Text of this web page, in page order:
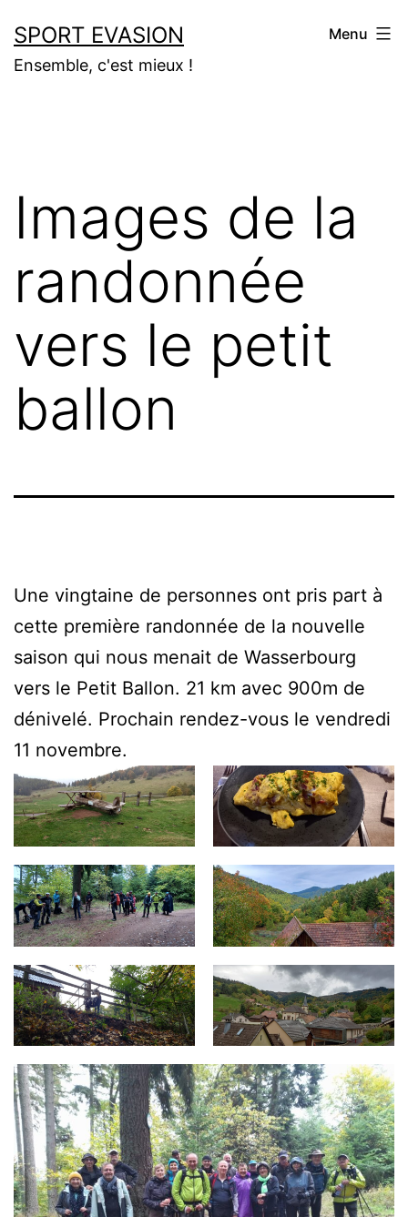
au
contenu
SPORT EVASION
Ensemble, c'est mieux !
Menu
Images de la
randonnée
vers le petit
ballon
Une vingtaine de personnes ont pris part à
cette première randonnée de la nouvelle
saison qui nous menait de Wasserbourg
vers le Petit Ballon. 21 km avec 900m de
dénivelé. Prochain rendez-vous le vendredi
11 novembre.